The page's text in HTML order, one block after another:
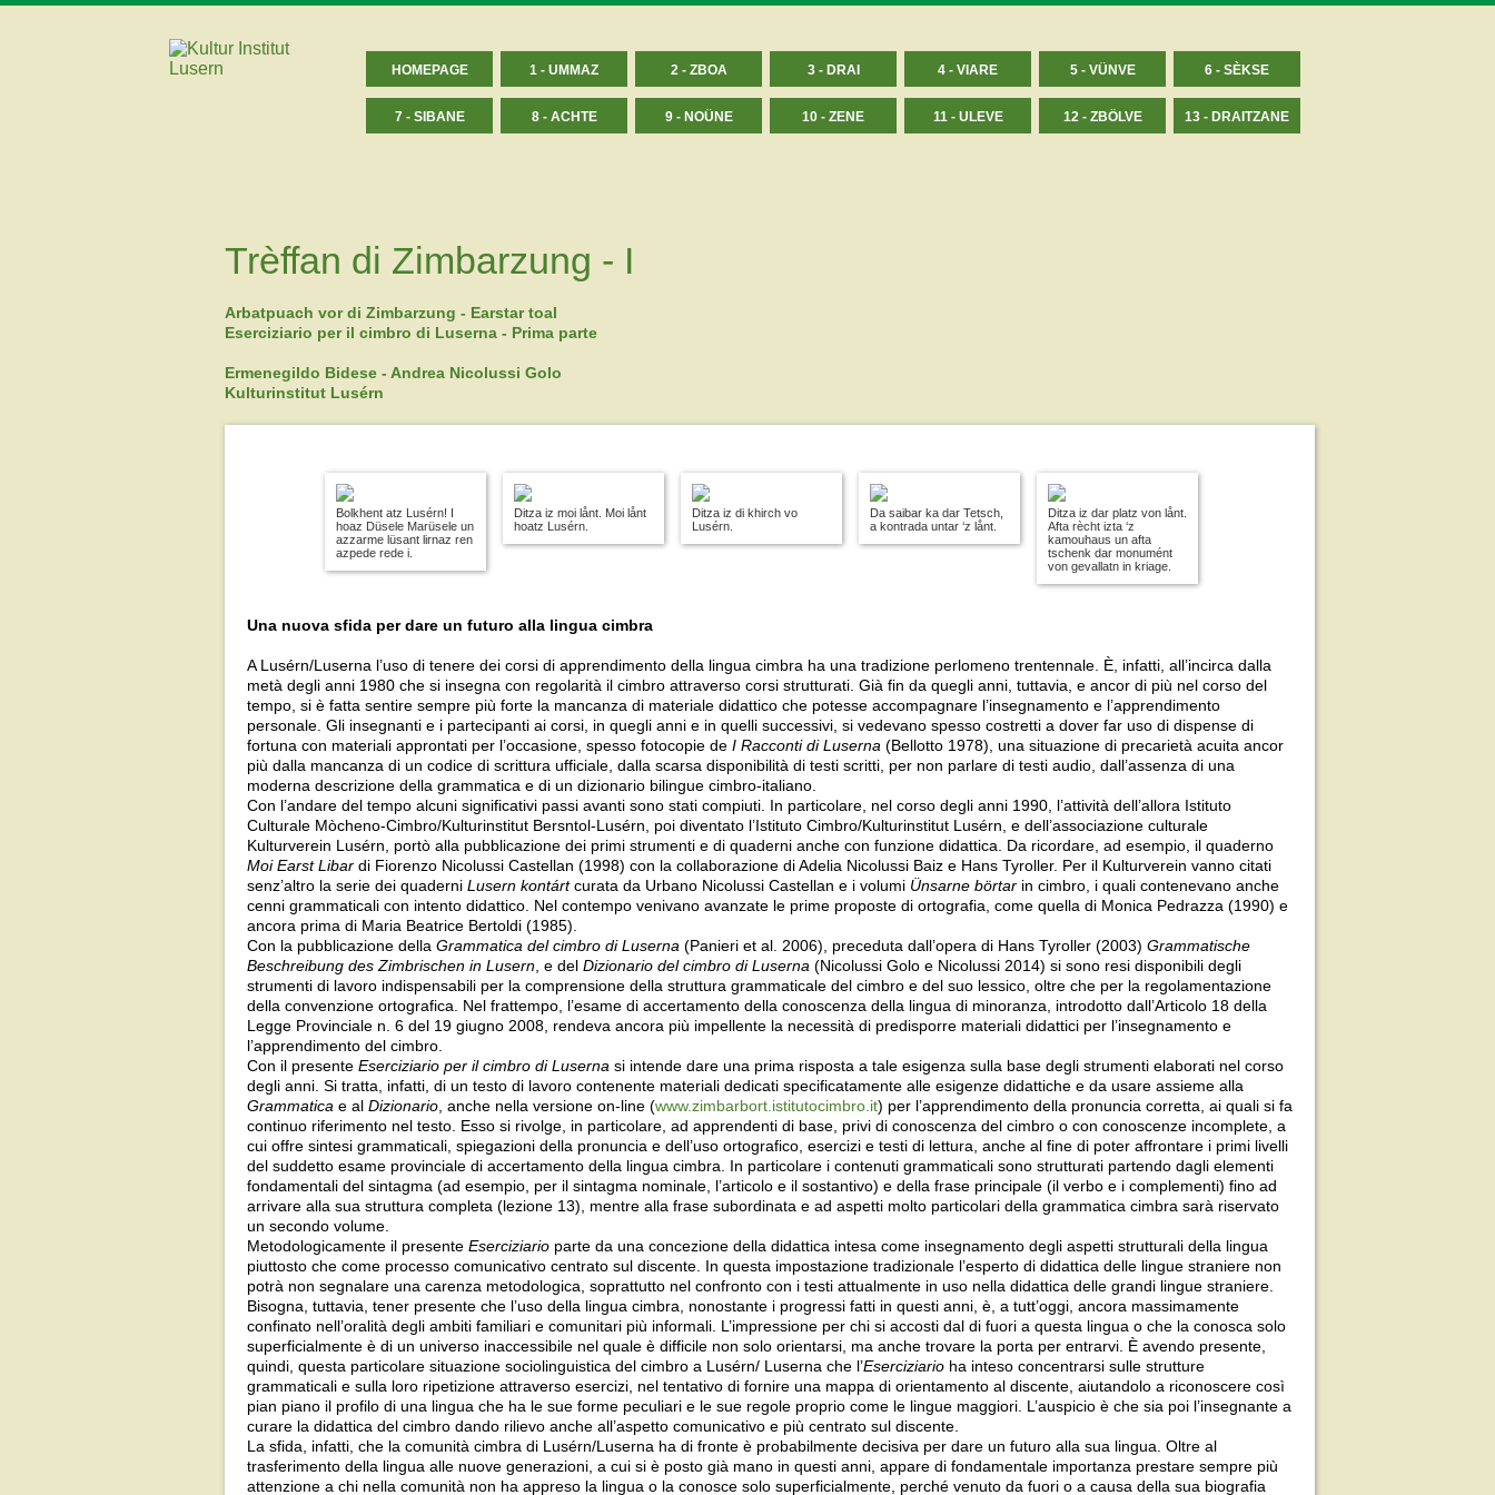
HOMEPAGE 1 - UMMAZ 2 - ZBOA 3 - DRAI 4 - VIARE 5 - VÜNVE 6 - SÈKSE
7 - SIBANE 8 - ACHTE 9 - NOÜNE 10 - ZENE 11 - ULEVE 12 - ZBÖLVE 13 - DRAITZANE
Trèffan di Zimbarzung - I
Arbatpuach vor di Zimbarzung - Earstar toal
Eserciziario per il cimbro di Luserna - Prima parte
Ermenegildo Bidese - Andrea Nicolussi Golo
Kulturinstitut Lusérn
Bolkhent atz Lusérn! I
hoaz Düsele Marüsele un
azzarme lüsant lirnaz ren
azpede rede i.
Ditza iz moi lånt. Moi lånt
hoatz Lusérn.
Ditza iz di khirch vo
Lusérn.
Da saibar ka dar Tetsch,
a kontrada untar ‘z lånt.
Ditza iz dar platz von lånt.
Afta rècht izta ‘z
kamouhaus un afta
tschenk dar monumént
von gevallatn in kriage.
Una nuova sfida per dare un futuro alla lingua cimbra
A Lusérn/Luserna l’uso di tenere dei corsi di apprendimento della lingua cimbra ha una tradizione perlomeno trentennale. È, infatti, all’incirca dalla
metà degli anni 1980 che si insegna con regolarità il cimbro attraverso corsi strutturati. Già fin da quegli anni, tuttavia, e ancor di più nel corso del
tempo, si è fatta sentire sempre più forte la mancanza di materiale didattico che potesse accompagnare l’insegnamento e l’apprendimento
personale. Gli insegnanti e i partecipanti ai corsi, in quegli anni e in quelli successivi, si vedevano spesso costretti a dover far uso di dispense di
fortuna con materiali approntati per l’occasione, spesso fotocopie de I Racconti di Luserna (Bellotto 1978), una situazione di precarietà acuita ancor
più dalla mancanza di un codice di scrittura ufficiale, dalla scarsa disponibilità di testi scritti, per non parlare di testi audio, dall’assenza di una
moderna descrizione della grammatica e di un dizionario bilingue cimbro-italiano.
Con l’andare del tempo alcuni significativi passi avanti sono stati compiuti. In particolare, nel corso degli anni 1990, l’attività dell’allora Istituto
Culturale Mòcheno-Cimbro/Kulturinstitut Bersntol-Lusérn, poi diventato l’Istituto Cimbro/Kulturinstitut Lusérn, e dell’associazione culturale
Kulturverein Lusérn, portò alla pubblicazione dei primi strumenti e di quaderni anche con funzione didattica. Da ricordare, ad esempio, il quaderno
Moi Earst Libar di Fiorenzo Nicolussi Castellan (1998) con la collaborazione di Adelia Nicolussi Baiz e Hans Tyroller. Per il Kulturverein vanno citati
senz’altro la serie dei quaderni Lusern kontártcurata da Urbano Nicolussi Castellan e i volumi Ünsarne börtar in cimbro, i quali contenevano anche
cenni grammaticali con intento didattico. Nel contempo venivano avanzate le prime proposte di ortografia, come quella di Monica Pedrazza (1990) e
ancora prima di Maria Beatrice Bertoldi (1985).
Con la pubblicazione della Grammatica del cimbro di Luserna (Panieri et al. 2006), preceduta dall’opera di Hans Tyroller (2003) Grammatische
Beschreibung des Zimbrischen in Lusern, e del Dizionario del cimbro di Luserna (Nicolussi Golo e Nicolussi 2014) si sono resi disponibili degli
strumenti di lavoro indispensabili per la comprensione della struttura grammaticale del cimbro e del suo lessico, oltre che per la regolamentazione
della convenzione ortografica. Nel frattempo, l’esame di accertamento della conoscenza della lingua di minoranza, introdotto dall’Articolo 18 della
Legge Provinciale n. 6 del 19 giugno 2008, rendeva ancora più impellente la necessità di predisporre materiali didattici per l’insegnamento e
l’apprendimento del cimbro.
Con il presente Eserciziario per il cimbro di Luserna si intende dare una prima risposta a tale esigenza sulla base degli strumenti elaborati nel corso
degli anni. Si tratta, infatti, di un testo di lavoro contenente materiali dedicati specificatamente alle esigenze didattiche e da usare assieme alla
Grammatica e al Dizionario, anche nella versione on-line (www.zimbarbort.istitutocimbro.it) per l’apprendimento della pronuncia corretta, ai quali si fa
continuo riferimento nel testo. Esso si rivolge, in particolare, ad apprendenti di base, privi di conoscenza del cimbro o con conoscenze incomplete, a
cui offre sintesi grammaticali, spiegazioni della pronuncia e dell’uso ortografico, esercizi e testi di lettura, anche al fine di poter affrontare i primi livelli
del suddetto esame provinciale di accertamento della lingua cimbra. In particolare i contenuti grammaticali sono strutturati partendo dagli elementi
fondamentali del sintagma (ad esempio, per il sintagma nominale, l’articolo e il sostantivo) e della frase principale (il verbo e i complementi) fino ad
arrivare alla sua struttura completa (lezione 13), mentre alla frase subordinata e ad aspetti molto particolari della grammatica cimbra sarà riservato
un secondo volume.
Metodologicamente il presente Eserciziario parte da una concezione della didattica intesa come insegnamento degli aspetti strutturali della lingua
piuttosto che come processo comunicativo centrato sul discente. In questa impostazione tradizionale l’esperto di didattica delle lingue straniere non
potrà non segnalare una carenza metodologica, soprattutto nel confronto con i testi attualmente in uso nella didattica delle grandi lingue straniere.
Bisogna, tuttavia, tener presente che l’uso della lingua cimbra, nonostante i progressi fatti in questi anni, è, a tutt’oggi, ancora massimamente
confinato nell’oralità degli ambiti familiari e comunitari più informali. L’impressione per chi si accosti dal di fuori a questa lingua o che la conosca solo
superficialmente è di un universo inaccessibile nel quale è difficile non solo orientarsi, ma anche trovare la porta per entrarvi. È avendo presente,
quindi, questa particolare situazione sociolinguistica del cimbro a Lusérn/ Luserna che l’Eserciziario ha inteso concentrarsi sulle strutture
grammaticali e sulla loro ripetizione attraverso esercizi, nel tentativo di fornire una mappa di orientamento al discente, aiutandolo a riconoscere così
pian piano il profilo di una lingua che ha le sue forme peculiari e le sue regole proprio come le lingue maggiori. L’auspicio è che sia poi l’insegnante a
curare la didattica del cimbro dando rilievo anche all’aspetto comunicativo e più centrato sul discente.
La sfida, infatti, che la comunità cimbra di Lusérn/Luserna ha di fronte è probabilmente decisiva per dare un futuro alla sua lingua. Oltre al
trasferimento della lingua alle nuove generazioni, a cui si è posto già mano in questi anni, appare di fondamentale importanza prestare sempre più
attenzione a chi nella comunità non ha appreso la lingua o la conosce solo superficialmente, perché venuto da fuori o a causa della sua biografia